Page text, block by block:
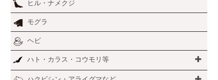
ヒル・ナメクジ
モグラ
ヘビ
ハト・カラス・コウモリ等